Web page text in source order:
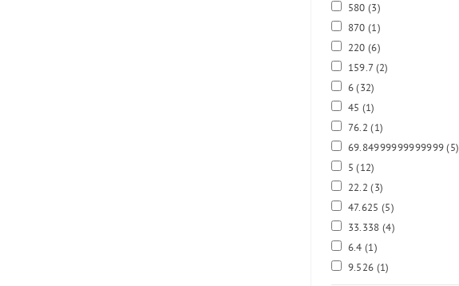
580 (3)
870 (1)
220 (6)
159.7(2)
6(32)
45 (1)
76.2(1)
69.84999999999999(5)
5(12)
22.2(3)
47.625 (5)
33.338 (4)
6.4 (1)
9.526 (1)